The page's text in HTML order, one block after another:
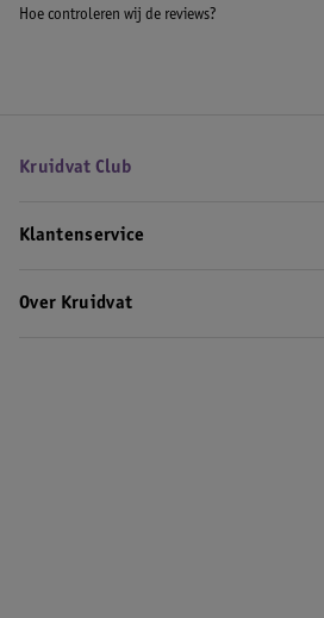
Hoe controleren wij de reviews?
Kruidvat Club
Klantenservice
Over Kruidvat